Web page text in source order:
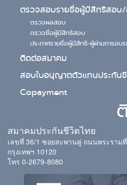
ตรวจสอบรายชื่อผู้มีสิทธิสอบ
ตรวจผลสอบ
ตรวจชื่อผู้มีสิทธิสอบ
ประกาศรายชื่อผู้มีสิทธิ-ผู้ผ่านการอบ
ติดต่อสมาคม
สอบใบอนุญาตตัวแทนประกัน
Copayment
สมาคมประกันชีวิตไทย
เลขที่ 36/1 ซอยสะพานคู่ ถนนพระราม
กรุงเทพฯ 10120
โทร 0-2679-8080